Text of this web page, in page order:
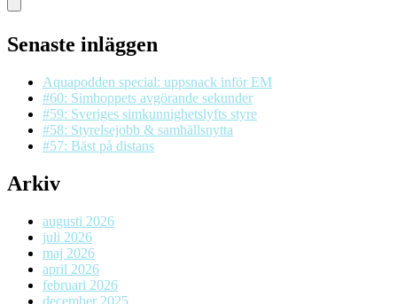
Senaste inläggen
Aquapodden special: uppsnack inför EM
#60: Simhoppets avgörande sekunder
#59: Sveriges simkunnighetslyfts styre
#58: Styrelsejobb & samhällsnytta
#57: Bäst på distans
Arkiv
augusti 2026
juli 2026
maj 2026
april 2026
februari 2026
december 2025